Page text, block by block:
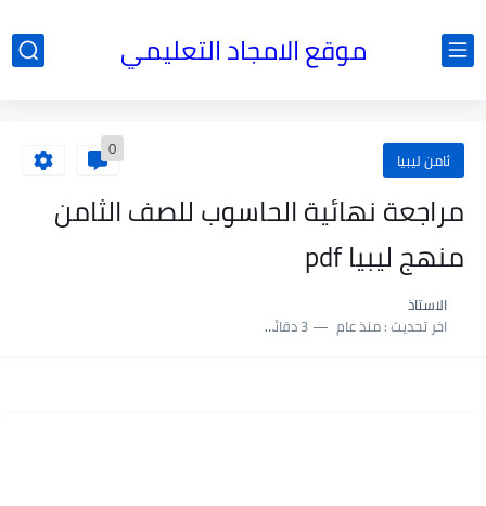
موقع الامجاد التعليمي
ثامن ليبيا 0
مراجعة نهائية الحاسوب للصف الثامن
منهج ليبيا pdf
الاستاذ
اخر تحديث :منذ عام 3 دقائق للقراءة